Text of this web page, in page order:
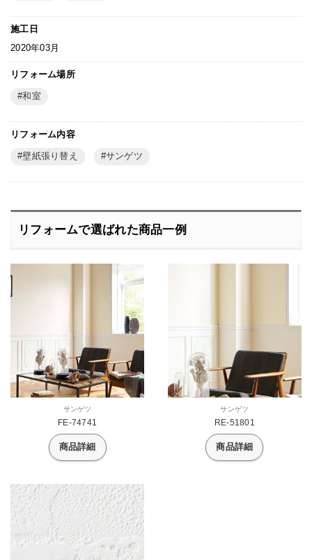
施工日
2020年03月
リフォーム場所
和室
リフォーム内容
壁紙張り替え サンゲツ
リフォームで選ばれた商品一例
サンゲツ
FE-74741
商品詳細
サンゲツ
RE-51801
商品詳細